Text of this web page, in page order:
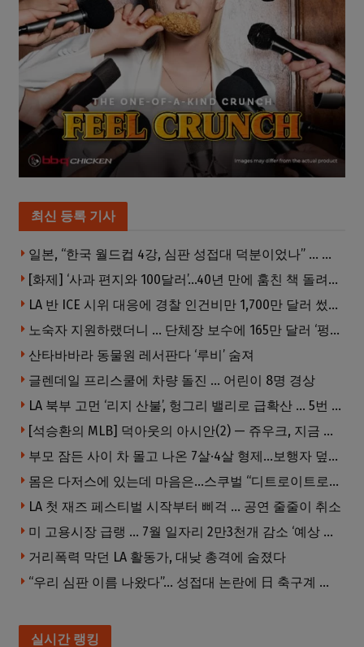
최신 등록 기사
일본, “한국 월드컵 4강, 심판 성접대 덕분이었나” … 의혹눈덩이
[화제] ‘사과 편지와 100달러’…40년 만에 훔친 책 돌려준 절도범
LA 반 ICE 시위 대응에 경찰 인건비만 1,700만 달러 썼다.
노숙자 지원하랬더니 … 단체장 보수에 165만 달러 ‘펑펑’
산타바바라 동물원 레서판다 ‘루비’ 숨져
글렌데일 프리스쿨에 차량 돌진 … 어린이 8명 경상
LA 북부 고먼 ‘리지 산불’, 헝그리 밸리로 급확산 … 5번 Fwy 양방향 전면 폐쇄
[석승환의 MLB] 덕아웃의 아시안(2) — 쥬우크, 지금 괜찮아요?
부모 잠든 사이 차 몰고 나온 7살·4살 형제…보행자 덮쳐 중태
몸은 다저스에 있는데 마음은…스쿠벌 “디트로이트로 돌아가고파”
LA 첫 재즈 페스티벌 시작부터 삐걱 … 공연 줄줄이 취소
미 고용시장 급랭 … 7월 일자리 2만3천개 감소 ‘예상 밖 쇼크’
거리폭력 막던 LA 활동가, 대낮 총격에 숨졌다
“우리 심판 이름 나왔다”… 성접대 논란에 日 축구계 발칵
실시간 랭킹